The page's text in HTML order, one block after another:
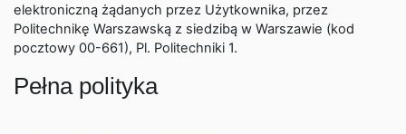
elektroniczną żądanych przez Użytkownika, przez
Politechnikę Warszawską z siedzibą w Warszawie (kod
pocztowy 00-661), Pl. Politechniki 1.
Pełna polityka